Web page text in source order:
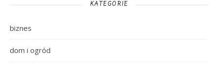
KATEGORIE
biznes
dom i ogród